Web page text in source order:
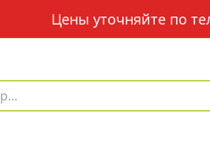
Цены уточняйте по